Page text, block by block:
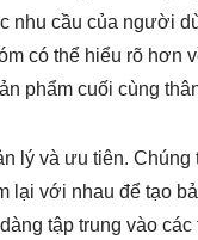
cầu của người
có thể hiểu rõ hơn
phẩm cuối cùng
lý và ưu tiên.
lại với nhau để tạo
tập trung vào